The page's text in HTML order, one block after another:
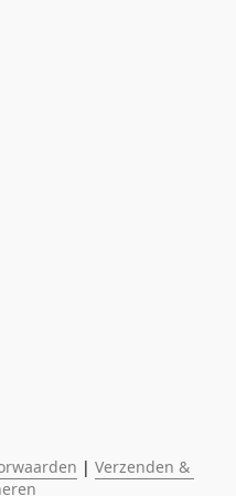
| Verzenden &